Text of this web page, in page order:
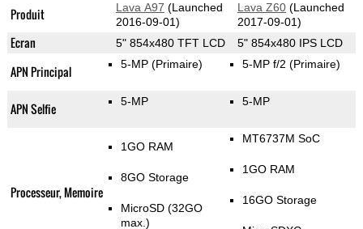
Produit Lava A97 (Launched
2016-09-01)
Lava Z60(Launched
2017-09-01)
Ecran 5" 854x480 TFT LCD 5" 854x480 IPS LCD
APN Principal 5-MP (Primaire) 5-MP f/2 (Primaire)
APN Selfie 5-MP 5-MP
Processeur, Memoire
1GO RAM
8GO Storage
MicroSD (32GO
max.)
MT6737M SoC
1GO RAM
16GO Storage